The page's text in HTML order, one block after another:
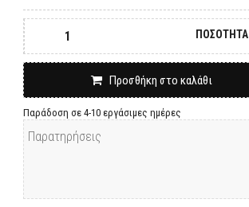
ΠΟΣΟΤΗΤΑ
Προσθήκη στο καλάθι
Παράδοση σε 4-10 εργάσιμες ημέρες